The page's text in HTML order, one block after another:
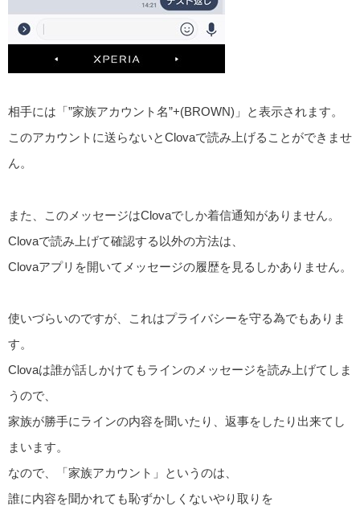
相手には「”家族アカウント名”+(BROWN)」と表示されます。
このアカウントに送らないとClovaで読み上げることができませ
ん。
また、このメッセージはClovaでしか着信通知がありません。
Clovaで読み上げて確認する以外の方法は、
Clovaアプリを開いてメッセージの履歴を見るしかありません。
使いづらいのですが、これはプライバシーを守る為でもありま
す。
Clovaは誰が話しかけてもラインのメッセージを読み上げてしま
うので、
家族が勝手にラインの内容を聞いたり、返事をしたり出来てし
まいます。
なので、「家族アカウント」というのは、
誰に内容を聞かれても恥ずかしくないやり取りを